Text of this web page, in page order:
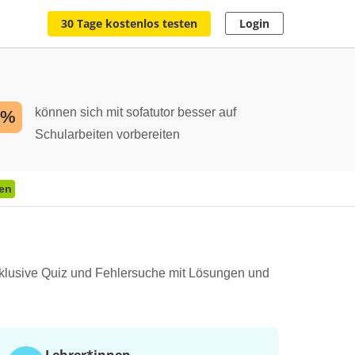
30 Tage kostenlos testen Login
können sich mit sofatutor besser auf
Schularbeiten vorbereiten
Quiz und Fehlersuche mit Lösungen und